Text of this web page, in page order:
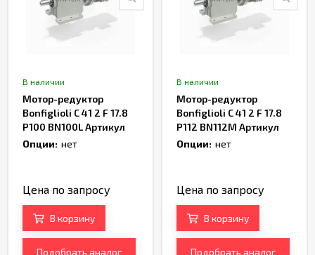
В наличии
Мотор-редуктор
Bonfiglioli C 41 2 F 17.8
P100 BN100L Артикул
TH165966
Опции: нет
Цена по запросу
В корзину
Подобрать аналог
В наличии
Мотор-редуктор
Bonfiglioli C 41 2 F 17.8
P112 BN112M Артикул
TH167484
Опции: нет
Цена по запросу
В корзину
Подобрать аналог